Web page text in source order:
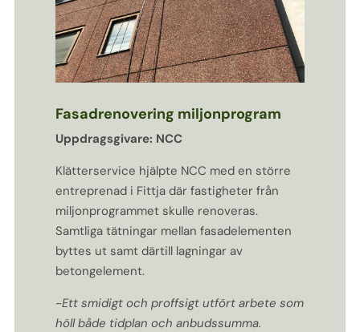
Fasadrenovering miljonprogram
Uppdragsgivare: NCC
Klätterservice hjälpte NCC med en större
entreprenad i Fittja där fastigheter från
miljonprogrammet skulle renoveras.
Samtliga tätningar mellan fasadelementen
byttes ut samt därtill lagningar av
betongelement.
-Ett smidigt och proffsigt utfört arbete som
höll både tidplan och anbudssumma.